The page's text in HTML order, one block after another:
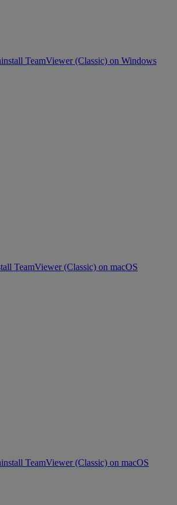
TeamViewer (Classic) on Windows
TeamViewer (Classic) on macOS
TeamViewer (Classic) on macOS